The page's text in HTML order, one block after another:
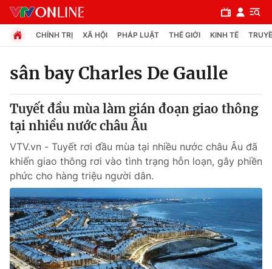
Chuyên mục
Chính trị
Xã hội
Pháp luật
Y tế
Thế giới
CHÍNH TRỊ XÃ HỘI PHÁP LUẬT THẾ GIỚI KINH TẾ
sân bay Charles De Gaulle
Tuyết đầu mùa làm gián đoạn giao thông
tại nhiều nước châu Âu
VTV.vn - Tuyết rơi đầu mùa tại nhiều nước châu Âu đã
khiến giao thông rơi vào tình trạng hỗn loạn, gây phiền
phức cho hàng triệu người dân.